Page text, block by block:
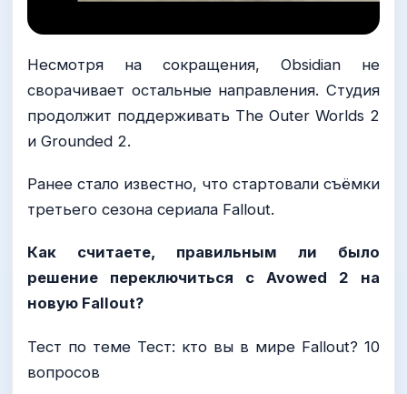
Несмотря на сокращения, Obsidian не
сворачивает остальные направления. Студия
продолжит поддерживать The Outer Worlds 2
и Grounded 2.
Ранее стало известно, что cтартовали съёмки
третьего сезона сериала Fallout.
Как считаете, правильным ли было
решение переключиться с Avowed 2 на
новую Fallout?
Тест по теме Тест: кто вы в мире Fallout? 10
вопросов